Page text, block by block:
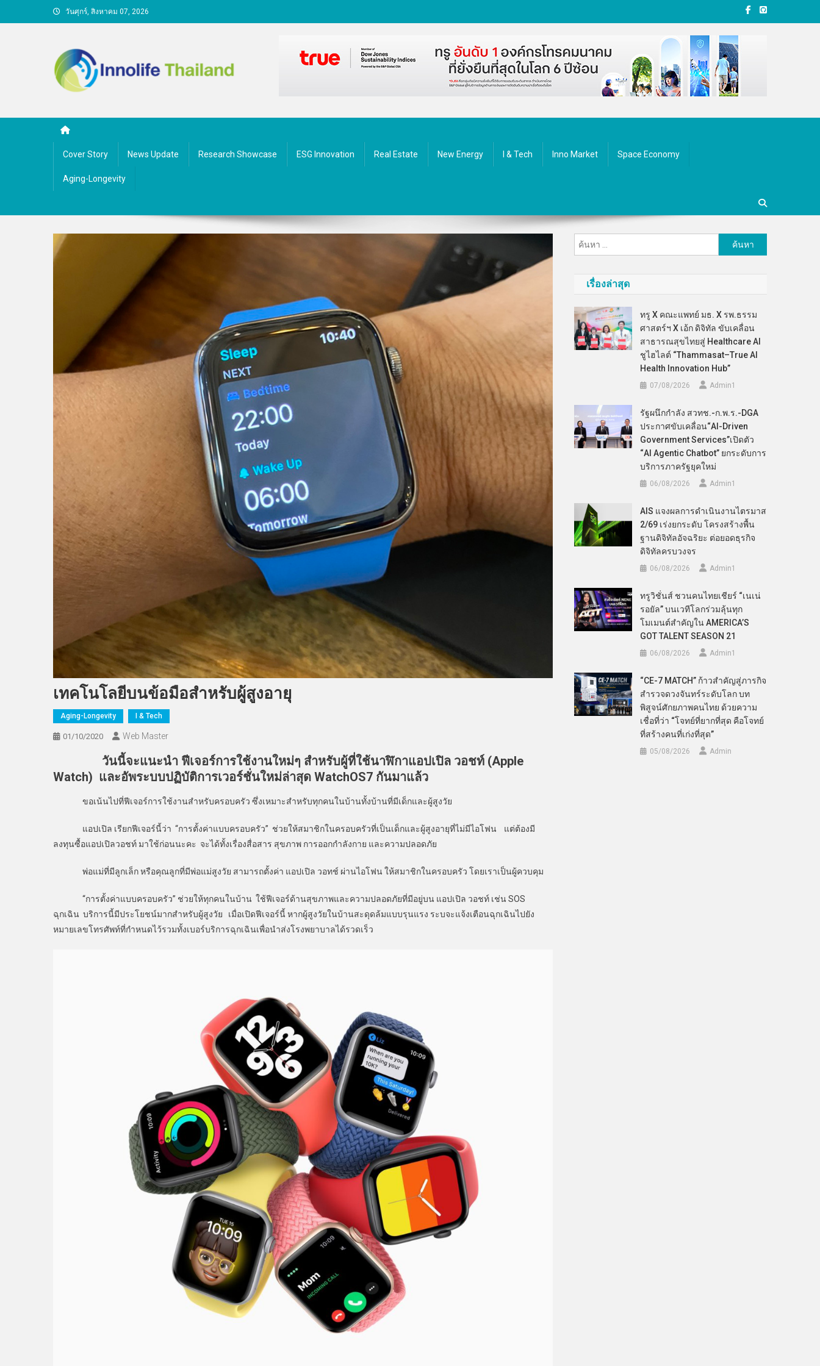
to
วันศุกร์, สิงหาคม 07, 2026
Cover Story News Update Research Showcase ESG Innovation Real Estate New Energy I & Tech Inno Market Space Economy
Aging-Longevity
เทคโนโลยีบนข้อมือสำหรับผู้สูงอายุ
Aging-Longevity I & Tech
01/10/2020 Web Master
วันนี้จะแนะนำ ฟีเจอร์การใช้งานใหม่ๆ สำหรับผู้ที่ใช้นาฬิกาแอปเปิล วอชท์ (Apple
Watch) และอัพระบบปฏิบัติการเวอร์ชั่นใหม่ล่าสุด WatchOS7 กันมาแล้ว
ขอเน้นไปที่ฟีเจอร์การใช้งานสำหรับครอบครัว ซึ่งเหมาะสำหรับทุกคนในบ้านทั้งบ้านที่มีเด็กและผู้สูงวัย
แอปเปิล เรียกฟีเจอร์นี้ว่า “การตั้งค่าแบบครอบครัว” ช่วยให้สมาชิกในครอบครัวที่เป็นเด็กและผู้สูงอายุที่ไม่มีไอโฟน แต่ต้องมี
ลงทุนซื้อแอปเปิลวอชท์ มาใช้ก่อนนะคะ จะได้ทั้งเรื่องสื่อสาร สุขภาพ การออกกำลังกาย และความปลอดภัย
พ่อแม่ที่มีลูกเล็ก หรือคุณลูกที่มีพ่อแม่สูงวัย สามารถตั้งค่า แอปเปิล วอทช์ ผ่านไอโฟน ให้สมาชิกในครอบครัว โดยเราเป็นผู้ควบคุม
“การตั้งค่าแบบครอบครัว” ช่วยให้ทุกคนในบ้าน ใช้ฟีเจอร์ด้านสุขภาพและความปลอดภัยที่มีอยู่บน แอปเปิล วอชท์ เช่น SOS
ฉุกเฉิน บริการนี้มีประโยชน์มากสำหรับผู้สูงวัย เมื่อเปิดฟีเจอร์นี้ หากผู้สูงวัยในบ้านสะดุดล้มแบบรุนแรง ระบจะแจ้งเตือนฉุกเฉินไปยัง
หมายเลขโทรศัพท์ที่กำหนดไว้รวมทั้งเบอร์บริการฉุกเฉินเพื่อนำส่งโรงพยาบาลได้รวดเร็ว
ค้นหา
สำหรับ:
เรื่องล่าสุด
ทรู X คณะแพทย์ มธ. X รพ.ธรรม
ศาสตร์ฯ X เอ้ก ดิจิทัล ขับเคลื่อน
สาธารณสุขไทยสู่ Healthcare AI
ชูไฮไลต์ “Thammasat–True AI
Health Innovation Hub”
07/08/2026 Admin​1
รัฐผนึกกำลัง สวทช.-ก.พ.ร.-DGA
ประกาศขับเคลื่อน“AI-Driven
Government Services”เปิดตัว
“AI Agentic Chatbot” ยกระดับการ
บริการภาครัฐยุคใหม่
06/08/2026 Admin​1
AIS แจงผลการดำเนินงานไตรมาส
2/69 เร่งยกระดับ โครงสร้างพื้น
ฐานดิจิทัลอัจฉริยะ ต่อยอดธุรกิจ
ดิจิทัลครบวงจร
06/08/2026 Admin​1
ทรูวิชั่นส์ ชวนคนไทยเชียร์ “เนเน่
รอยัล” บนเวทีโลกร่วมลุ้นทุก
โมเมนต์สำคัญใน AMERICA’S
GOT TALENT SEASON 21
06/08/2026 Admin​1
“CE-7 MATCH” ก้าวสำคัญสู่ภารกิจ
สำรวจดวงจันทร์ระดับโลก บท
พิสูจน์ศักยภาพคนไทย ด้วยความ
เชื่อที่ว่า “โจทย์ที่ยากที่สุด คือโจทย์
ที่สร้างคนที่เก่งที่สุด”
05/08/2026 Admin